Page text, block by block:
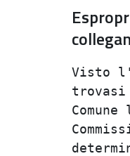
Visto